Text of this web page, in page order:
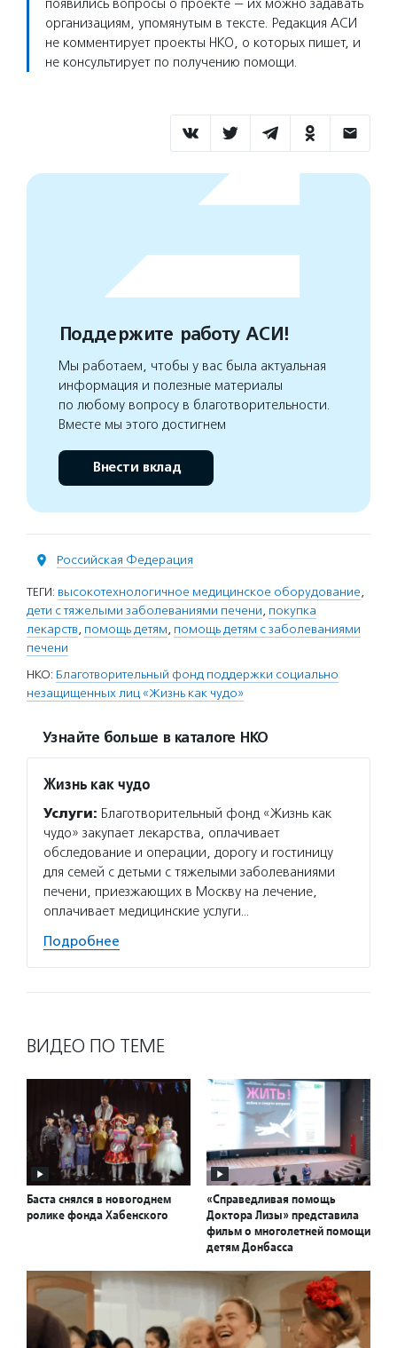
появились вопросы о проекте — их можно задавать
организациям, упомянутым в тексте. Редакция АСИ
не комментирует проекты НКО, о которых пишет, и
не консультирует по получению помощи.
Поддержите работу АСИ!
Мы работаем, чтобы у вас была актуальная
информация и полезные материалы
по любому вопросу в благотворительности.
Вместе мы этого достигнем
Внести вклад
Российская Федерация
ТЕГИ: высокотехнологичное медицинское оборудование,
дети с тяжелыми заболеваниями печени, покупка
лекарств, помощь детям, помощь детям с заболеваниями
печени
НКО: Благотворительный фонд поддержки социально
незащищенных лиц «Жизнь как чудо»
Узнайте больше в каталоге НКО
Жизнь как чудо
Услуги: Благотворительный фонд «Жизнь как
чудо» закупает лекарства, оплачивает
обследование и операции, дорогу и гостиницу
для семей с детьми с тяжелыми заболеваниями
печени, приезжающих в Москву на лечение,
оплачивает медицинские услуги…
Подробнее
ВИДЕО ПО ТЕМЕ
Баста снялся в новогоднем
ролике фонда Хабенского
«Справедливая помощь
Доктора Лизы» представила
фильм о многолетней помощи
детям Донбасса